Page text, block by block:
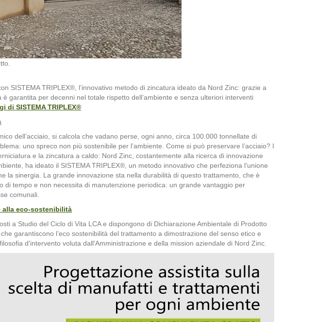
SISTEMA TRIPLEX®, l’innovativo metodo di zincatura ideato da Nord Zinc: grazie a
garantita per decenni nel totale rispetto dell’ambiente e senza ulteriori interventi
di SISTEMA TRIPLEX®
dell’acciaio, si calcola che vadano perse, ogni anno, circa 100.000 tonnellate di
uno spreco non più sostenibile per l’ambiente. Come si può preservare l’acciaio? I
e la zincatura a caldo: Nord Zinc, costantemente alla ricerca di innovazione
ha ideato il SISTEMA TRIPLEX®, un metodo innovativo che perfeziona l'unione
la sinergia. La grande innovazione sta nella durabilità di questo trattamento, che è
di tempo e non necessita di manutenzione periodica: un grande vantaggio per
comunali.
alla eco-sostenibilità
a Studio del Ciclo di Vita LCA e dispongono di Dichiarazione Ambientale di Prodotto
garantiscono l’eco sostenibilità del trattamento a dimostrazione del senso etico e
d'intervento voluta dall'Amministrazione e della mission aziendale di Nord Zinc.